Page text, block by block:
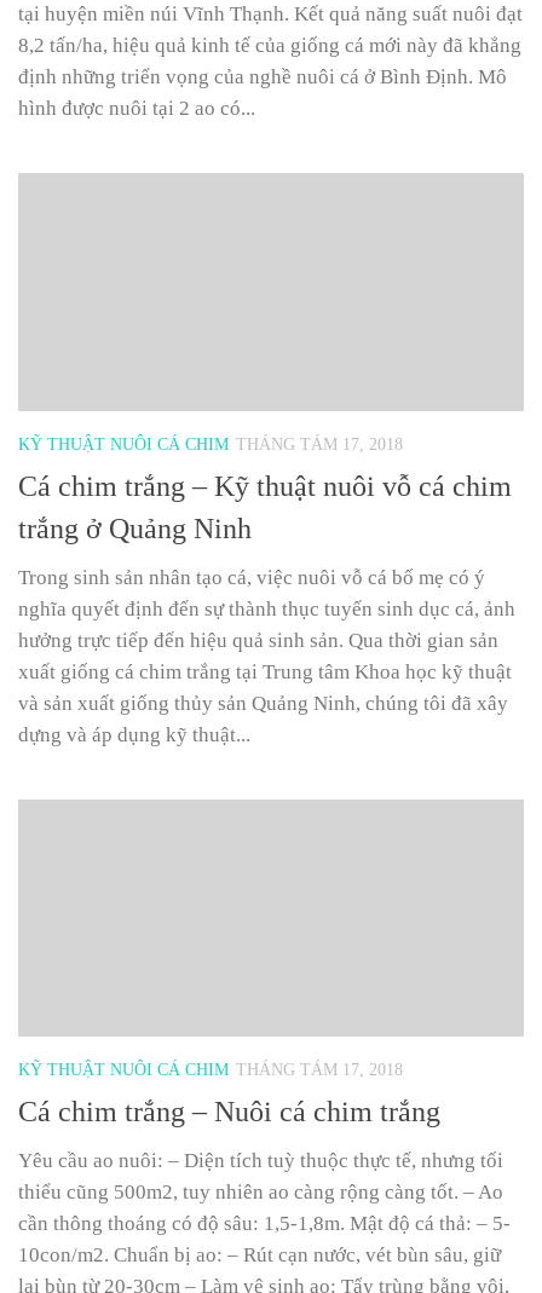
tại huyện miền núi Vĩnh Thạnh. Kết quả năng suất nuôi đạt
8,2 tấn/ha, hiệu quả kinh tế của giống cá mới này đã khẳng
định những triển vọng của nghề nuôi cá ở Bình Định. Mô
hình được nuôi tại 2 ao có...
KỸ THUẬT NUÔI CÁ CHIM THÁNG TÁM 17, 2018
Cá chim trắng – Kỹ thuật nuôi vỗ cá chim
trắng ở Quảng Ninh
Trong sinh sản nhân tạo cá, việc nuôi vỗ cá bố mẹ có ý
nghĩa quyết định đến sự thành thục tuyến sinh dục cá, ảnh
hưởng trực tiếp đến hiệu quả sinh sản. Qua thời gian sản
xuất giống cá chim trắng tại Trung tâm Khoa học kỹ thuật
và sản xuất giống thủy sản Quảng Ninh, chúng tôi đã xây
dựng và áp dụng kỹ thuật...
KỸ THUẬT NUÔI CÁ CHIM THÁNG TÁM 17, 2018
Cá chim trắng – Nuôi cá chim trắng
Yêu cầu ao nuôi: – Diện tích tuỳ thuộc thực tế, nhưng tối
thiểu cũng 500m2, tuy nhiên ao càng rộng càng tốt. – Ao
cần thông thoáng có độ sâu: 1,5-1,8m. Mật độ cá thả: – 5-
10con/m2. Chuẩn bị ao: – Rút cạn nước, vét bùn sâu, giữ
lại bùn từ 20-30cm – Làm vệ sinh ao: Tẩy trùng bằng vôi,